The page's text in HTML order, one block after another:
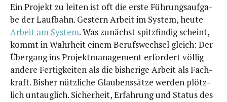
Ein Pro­jekt zu lei­ten ist oft die ers­te Füh­rungs­auf­ga­
be der Lauf­bahn. Ges­tern Arbeit im Sys­tem, heu­te
Arbeit am Sys­tem. Was zunächst spitz­fin­dig scheint,
kommt in Wahr­heit einem Berufs­wech­sel gleich: Der
Über­gang ins Pro­jekt­ma­nage­ment erfor­dert völ­lig
ande­re Fer­tig­kei­ten als die bis­he­ri­ge Arbeit als Fach­
kraft. Bis­her nütz­li­che Glau­bens­sät­ze wer­den plötz­
lich untaug­lich. Sicher­heit, Erfah­rung und Sta­tus des